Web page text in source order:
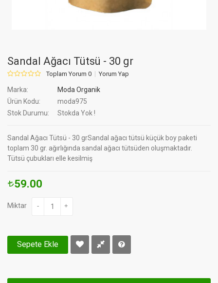
Sandal Ağacı Tütsü - 30 gr
Toplam Yorum 0 Yorum Yap
Marka:
Moda Organik
Ürün Kodu:
moda975
Stok Durumu:
Stokda Yok !
Sandal Ağacı Tütsü - 30 grSandal ağacı tütsü küçük boy paketi
toplam 30 gr. ağırlığında sandal ağacı tütsüden oluşmaktadır.
Tütsü çubukları elle kesilmiş
59.00
Miktar - +
Sepete Ekle